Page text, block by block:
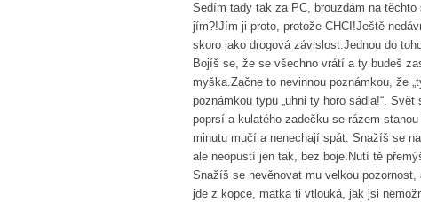
Sedím tady tak za PC, brouzdám na
jím?!Jím ji proto, protože CHCI!Ještě
skoro jako drogová závislost.Jednou do
Bojíš se, že se všechno vrátí a ty budeš
myška.Začne to nevinnou poznámkou, že
poznámkou typu „uhni ty horo sádla!“.
poprsí a kulatého zadečku se rázem
minutu mučí a nenechají spát. Snažíš se
ale neopustí jen tak, bez boje.Nutí tě
Snažíš se nevěnovat mu velkou
jde z kopce, matka ti vtlouká, jak jsi